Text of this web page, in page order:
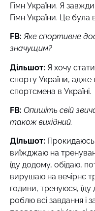
Гімн України. Я
Гімн України. Це була
FB: Яке спортивне
значущим?
Дільшот: Я хочу
спорту України,
спортсмена в Україні.
FB: Опишіть свій
також вихідний.
Дільшот: Прокидаюсь
виїжджаю на
їду додому, обідаю,
вирушаю на вечірнє
години, тренуюся,
роблю всі завдання і